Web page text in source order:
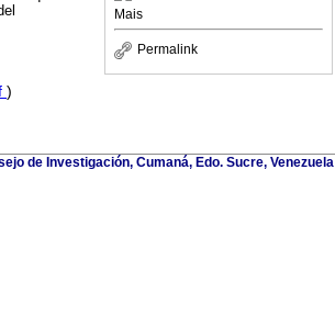
Mais
Permalink
)
de Investigación, Cumaná, Edo. Sucre, Venezuela